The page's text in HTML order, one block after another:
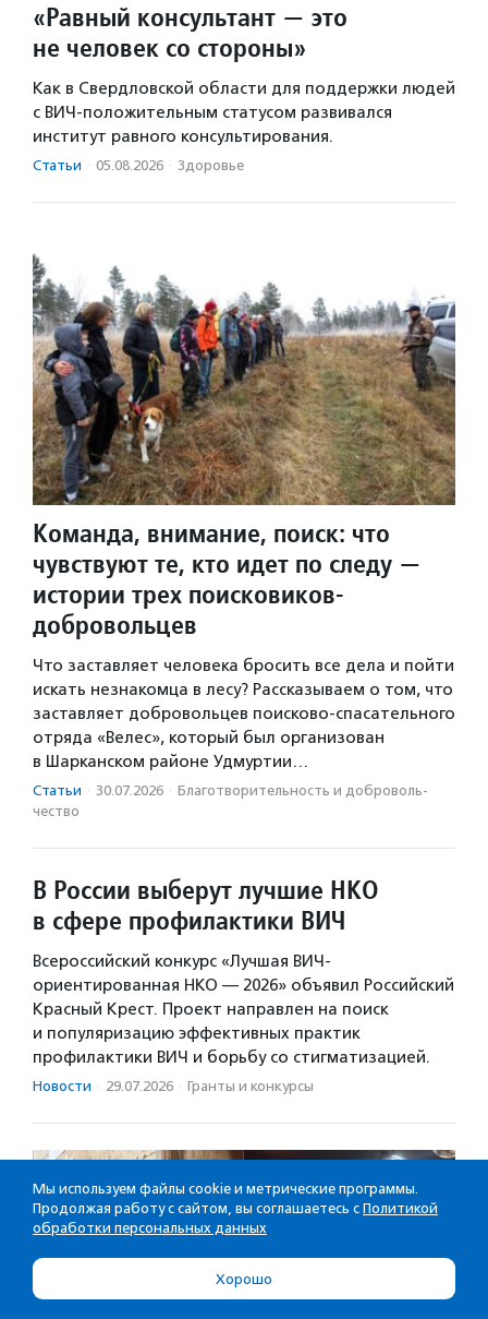
«Равный консультант — это
не человек со стороны»
Как в Свердловской области для поддержки людей
с ВИЧ-положительным статусом развивался
институт равного консультирования.
Статьи · 05.08.2026 · Здоровье
Команда, внимание, поиск: что
чувствуют те, кто идет по следу —
истории трех поисковиков-
добровольцев
Что заставляет человека бросить все дела и пойти
искать незнакомца в лесу? Рассказываем о том, что
заставляет добровольцев поисково-спасательного
отряда «Велес», который был организован
в Шарканском районе Удмуртии…
Статьи · 30.07.2026 · Благотвори­тель­ность и доброволь­
чест­во
В России выберут лучшие НКО
в сфере профилактики ВИЧ
Всероссийский конкурс «Лучшая ВИЧ-
ориентированная НКО — 2026» объявил Российский
Красный Крест. Проект направлен на поиск
и популяризацию эффективных практик
профилактики ВИЧ и борьбу со стигматизацией.
Новости · 29.07.2026 · Гранты и конкурсы
Мы используем файлы cookie и метрические программы.
Продолжая работу с сайтом, вы соглашаетесь с Политикой
обработки персональных данных
Хорошо